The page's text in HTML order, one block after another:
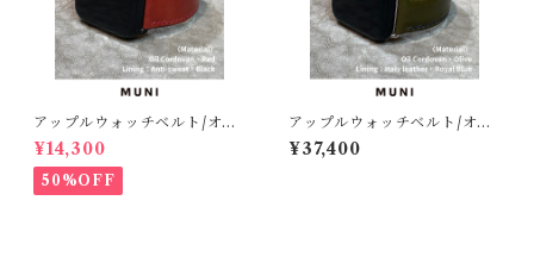
アップルウォッチベルト/オイ
ルコードバン・レッド・フラ
ット（For 42/44/45/49m
m）時計バンド
¥14,300
50%OFF
アップルウォッチベルト/オイ
ルコードバン・オリーブ・ボ
ンベ型・手縫い（For 42/44/
¥37,400